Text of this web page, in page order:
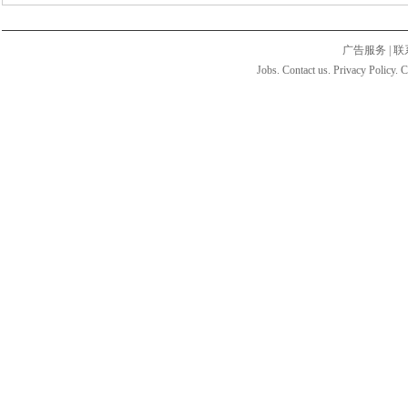
广告服务
联
Jobs. Contact us. Privacy Policy.